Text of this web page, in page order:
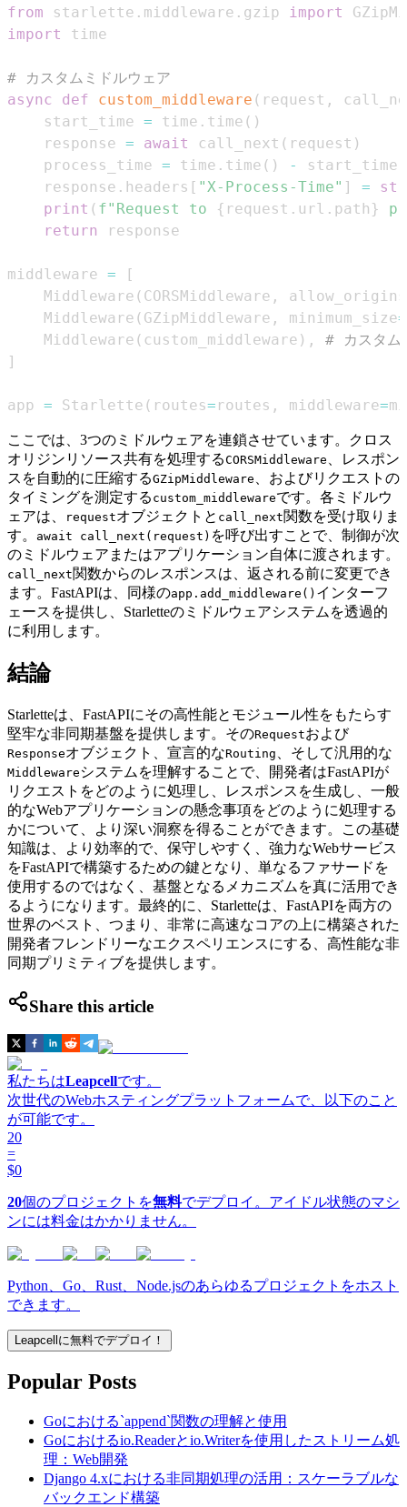
from starlette . middleware . gzip
import
import
# カスタムミドルウェア
async
def custom_middleware ( request ,
    start_time
= time . time ( )
    response
= await call_next ( request )
    process_time
= time . time ( ) -
    response
. headers [ "X-Process-Time" ] =
str
print ( f"Request to { request . url . path }
return
middleware =
[
    Middleware
( CORSMiddleware ,
allow_origins
    Middleware
( GZipMiddleware , minimum_size=
    Middleware
( custom_middleware ) ,
# カスタム
]
app = Starlette ( routes= routes , middleware=
ここでは、3つのミドルウェアを連鎖させています。クロス
オリジンリソース共有を処理するCORSMiddleware
、レスポン
スを自動的に圧縮するGZipMiddleware
、およびリクエストの
タイミングを測定する custom_middlewareです。各ミドルウ
ェアは、
requestオブジェクトと call_next関数を受け取りま
す。
await call_next(request) を呼び出すことで、制御が次
のミドルウェアまたはアプリケーション自体に渡されます。
call_next関数からのレスポンスは、返される前に変更でき
ます。FastAPIは、同様のapp.add_middleware() インターフ
ェースを提供し、Starletteのミドルウェアシステムを透過的
に利用します。
結論
Starletteは、FastAPIにその高性能とモジュール性をもたらす
堅牢な非同期基盤を提供します。そのRequestおよび
Responseオブジェクト、宣言的なRouting 、そして汎用的な
Middleware システムを理解することで、開発者はFastAPIが
リクエストをどのように処理し、レスポンスを生成し、一般
的なWebアプリケーションの懸念事項をどのように処理する
かについて、より深い洞察を得ることができます。この基礎
知識は、より効率的で、保守しやすく、強力なWebサービス
をFastAPIで構築するための鍵となり、単なるファサードを
使用するのではなく、基盤となるメカニズムを真に活用でき
るようになります。最終的に、Starletteは、FastAPIを両方の
世界のベスト、つまり、非常に高速なコアの上に構築された
開発者フレンドリーなエクスペリエンスにする、高性能な非
同期プリミティブを提供します。
Share this article
私たちはLeapcellです。
次世代のWebホスティングプラットフォームで、以下のこと
が可能です。
20
=
$0
20個のプロジェクトを無料でデプロイ。アイドル状態のマシ
ンには料金はかかりません。
Python、Go、Rust、Node.jsのあらゆるプロジェクトをホスト
できます。
Leapcellに無料でデプロイ！
Popular Posts
Goにおける`append`関数の理解と使用
Goにおけるio.Readerとio.Writerを使用したストリーム処
理：Web開発
Django 4.xにおける非同期処理の活用：スケーラブルな
バックエンド構築